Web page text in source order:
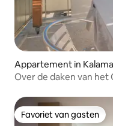
Appartement in
Over de daken van het
Favoriet van gasten
Favoriet van gasten